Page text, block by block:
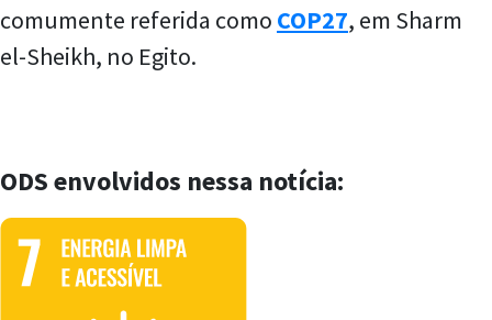
comumente referida como COP27, em Sharm
el-Sheikh, no Egito.
ODS envolvidos nessa notícia: